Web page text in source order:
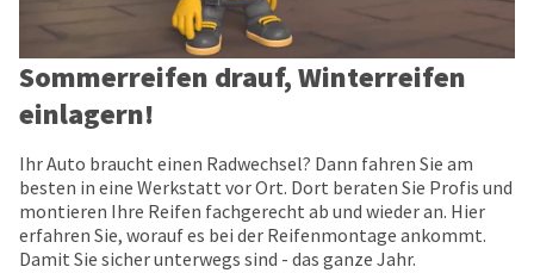
Sommerreifen drauf, Winterreifen
einlagern!
Ihr Auto braucht einen Radwechsel? Dann fahren Sie am
besten in eine Werkstatt vor Ort. Dort beraten Sie Profis und
montieren Ihre Reifen fachgerecht ab und wieder an. Hier
erfahren Sie, worauf es bei der Reifenmontage ankommt.
Damit Sie sicher unterwegs sind - das ganze Jahr.